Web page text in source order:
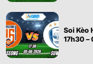
Soi Kèo
17h30